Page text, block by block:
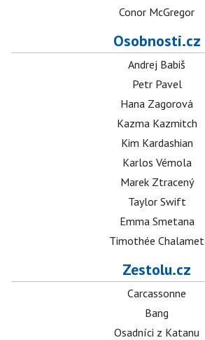
Conor McGregor
Osobnosti.cz
Andrej Babiš
Petr Pavel
Hana Zagorová
Kazma Kazmitch
Kim Kardashian
Karlos Vémola
Marek Ztracený
Taylor Swift
Emma Smetana
Timothée Chalamet
Zestolu.cz
Carcassonne
Bang
Osadníci z Katanu